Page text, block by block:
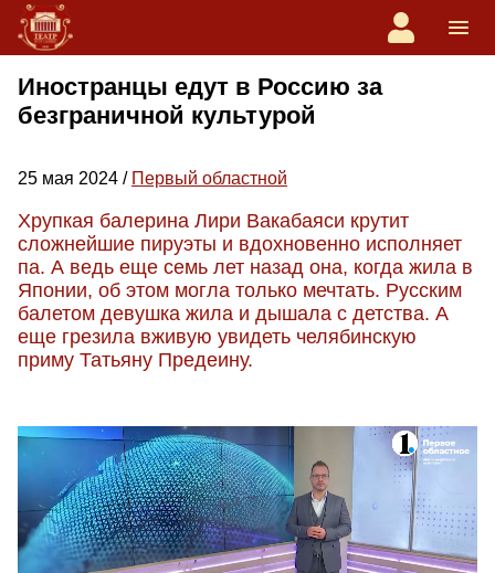
Иностранцы едут в Россию за
безграничной культурой
25 мая 2024 / Первый областной
Хрупкая балерина Лири Вакабаяси крутит
сложнейшие пируэты и вдохновенно исполняет
па. А ведь еще семь лет назад она, когда жила в
Японии, об этом могла только мечтать. Русским
балетом девушка жила и дышала с детства. А
еще грезила вживую увидеть челябинскую
приму Татьяну Предеину.